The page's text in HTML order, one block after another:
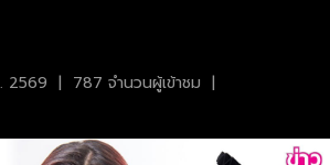
2569 | 787 จำนวนผู้เข้าชม |